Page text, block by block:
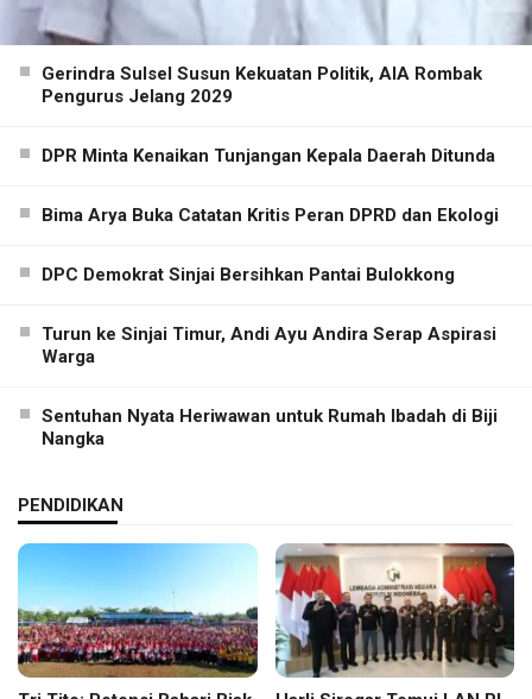
Gerindra Sulsel Susun Kekuatan Politik, AIA Rombak
Pengurus Jelang 2029
DPR Minta Kenaikan Tunjangan Kepala Daerah Ditunda
Bima Arya Buka Catatan Kritis Peran DPRD dan Ekologi
DPC Demokrat Sinjai Bersihkan Pantai Bulokkong
Turun ke Sinjai Timur, Andi Ayu Andira Serap Aspirasi
Warga
Sentuhan Nyata Heriwawan untuk Rumah Ibadah di Biji
Nangka
PENDIDIKAN